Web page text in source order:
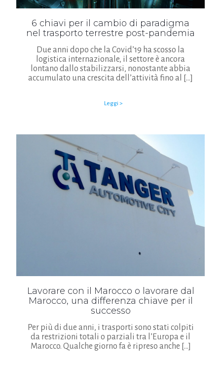
6 chiavi per il cambio di paradigma
nel trasporto terrestre post-pandemia
Due anni dopo che la Covid’19 ha scosso la
logistica internazionale, il settore è ancora
lontano dallo stabilizzarsi, nonostante abbia
accumulato una crescita dell’attività fino al
[…]
Leggi >
Lavorare con il Marocco o lavorare dal
Marocco, una differenza chiave per il
successo
Per più di due anni, i trasporti sono stati colpiti
da restrizioni totali o parziali tra l’Europa e il
Marocco. Qualche giorno fa è ripreso anche […]